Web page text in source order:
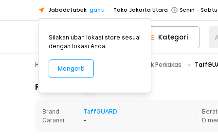
Jabodetabek ganti Toko Jakarta Utara
Toko Tangerang
Toko Cikupa
Pick n Go Jakarta Barat
Senin -
Pick n Go Bekasi
Senin - Jumat
Senin - Jumat
Senin -
Toko Jakarta Barat
Senin -
Kategori
Home Appliance Kotak Perkakas
Rincian Produk
Brand
TaffGUARD
Garansi
-
Silakan ubah lokasi store sesuai
dengan lokasi Anda.
Mengerti